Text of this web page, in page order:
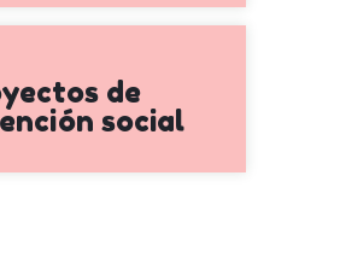
de
social